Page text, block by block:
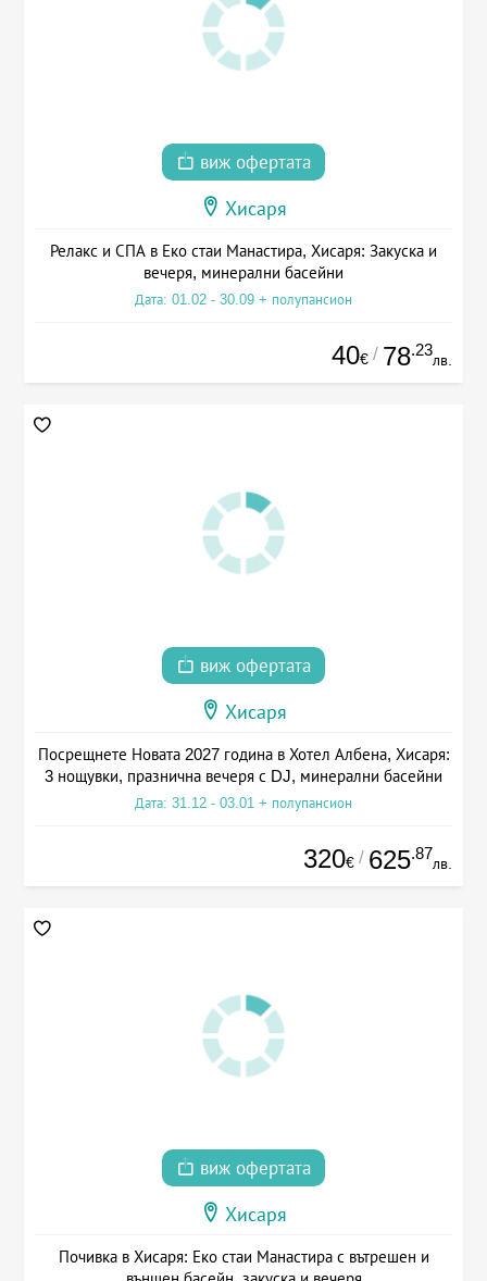
виж офертата
Хисаря
Релакс и СПА в Еко стаи Манастира, Хисаря: Закуска и
вечеря, минерални басейни
Дата: 01.02 - 30.09 + полупансион
40€ / 78.23
лв.
виж офертата
Хисаря
Посрещнете Новата 2027 година в Хотел Албена, Хисаря:
3 нощувки, празнична вечеря с DJ, минерални басейни
Дата: 31.12 - 03.01 + полупансион
320€ / 625.87
лв.
виж офертата
Хисаря
Почивка в Хисаря: Еко стаи Манастира с вътрешен и